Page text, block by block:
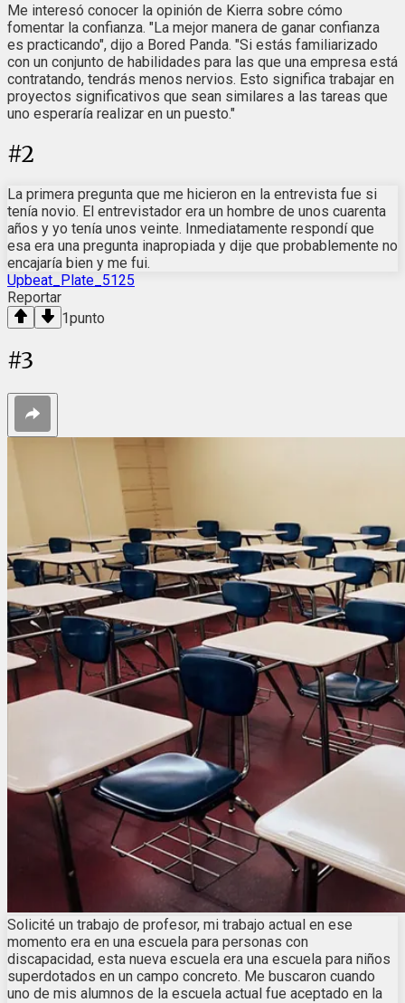
Me interesó conocer la opinión de Kierra sobre cómo
fomentar la confianza. "La mejor manera de ganar confianza
es practicando", dijo a Bored Panda. "Si estás familiarizado
con un conjunto de habilidades para las que una empresa está
contratando, tendrás menos nervios. Esto significa trabajar en
proyectos significativos que sean similares a las tareas que
uno esperaría realizar en un puesto."
#2
La primera pregunta que me hicieron en la entrevista fue si
tenía novio. El entrevistador era un hombre de unos cuarenta
años y yo tenía unos veinte. Inmediatamente respondí que
esa era una pregunta inapropiada y dije que probablemente no
encajaría bien y me fui.
Upbeat_Plate_5125
Reportar
1punto
#3
Solicité un trabajo de profesor, mi trabajo actual en ese
momento era en una escuela para personas con
discapacidad, esta nueva escuela era una escuela para niños
superdotados en un campo concreto. Me buscaron cuando
uno de mis alumnos de la escuela actual fue aceptado en la